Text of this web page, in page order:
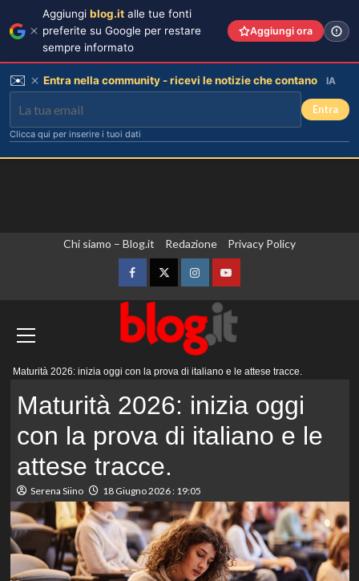
Chi siamo – Blog.it Redazione Privacy Policy
FacebookTwitterInstagramYouTube
Menu
Maturità 2026: inizia oggi con la prova di italiano e le attese tracce.
Maturità 2026: inizia oggi
con la prova di italiano e le
attese tracce.
Serena Siino 18 Giugno 2026 : 19:05
Aggiungi blog.it alle tue fonti
preferite su Google per restare
sempre informato
Aggiungi ora
✉️ Entra nella community - ricevi le notizie che contano IA
Entra
Clicca qui per inserire i tuoi dati